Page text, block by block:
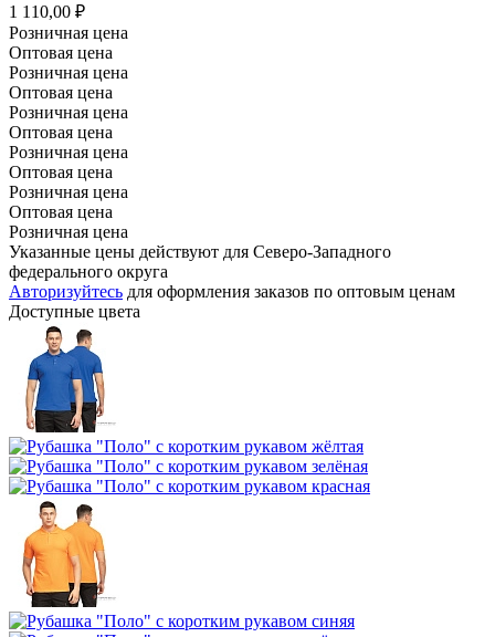
1 110,00 ₽
Розничная цена
Оптовая цена
Розничная цена
Оптовая цена
Розничная цена
Оптовая цена
Розничная цена
Оптовая цена
Розничная цена
Оптовая цена
Розничная цена
Указанные цены действуют для Северо-Западного
федерального округа
Авторизуйтесь для оформления заказов по оптовым ценам
Доступные цвета